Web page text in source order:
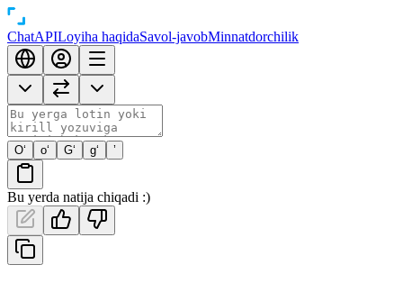
ChatAPILoyiha haqidaSavol-javobMinnatdorchilik
O‘ o‘ G‘ g‘ ’
Bu yerda natija chiqadi :)